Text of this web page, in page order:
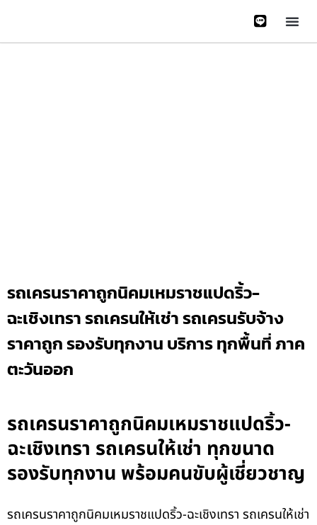
รถเครนราคาถูกนิคมเหมราชแปดริ้ว-
ฉะเชิงเทรา รถเครนให้เช่า รถเครนรับจ้าง
ราคาถูก รองรับทุกงาน บริการ ทุกพื้นที่ ภาค
ตะวันออก
รถเครนราคาถูกนิคมเหมราชแปดริ้ว-
ฉะเชิงเทรา รถเครนให้เช่า ทุกขนาด
รองรับทุกงาน พร้อมคนขับผู้เชี่ยวชาญ
รถเครนราคาถูกนิคมเหมราชแปดริ้ว-ฉะเชิงเทรา รถเครนให้เช่า